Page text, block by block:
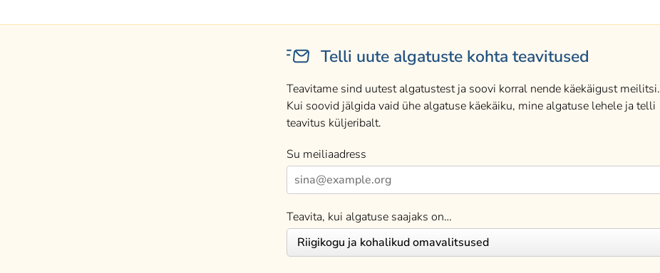
Telli uute algatuste kohta teavitused
Teavitame sind uutest algatustest ja soovi korral nende käekäigust meilitsi.
Kui soovid jälgida vaid ühe algatuse käekäiku, mine algatuse lehele ja telli
teavitus küljeribalt.
Su meiliaadress
Teavita, kui algatuse saajaks on…